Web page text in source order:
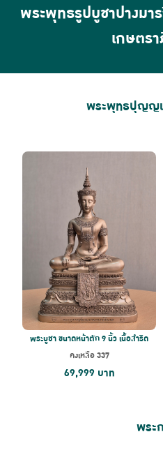
พระพุทธรูปบูชาปางม
เกษตร
พระพุทธปุญญ
พระบูชา ขนาดหน้าตัก 9 นิ้ว เนื้อสำริด
คงเหลือ337
69,999 บาท
พระ